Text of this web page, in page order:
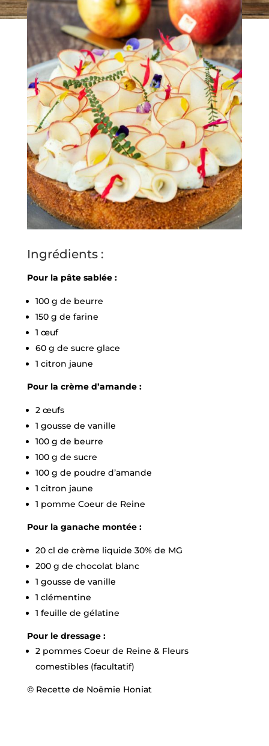
© Recette de Noëmie Honiat
Ingrédients :
Pour la pâte sablée :
100 g de beurre
150 g de farine
1 œuf
60 g de sucre glace
1 citron jaune
Pour la crème d’amande :
2 œufs
1 gousse de vanille
100 g de beurre
100 g de sucre
100 g de poudre d’amande
1 citron jaune
1 pomme Coeur de Reine
Pour la ganache montée :
20 cl de crème liquide 30% de MG
200 g de chocolat blanc
1 gousse de vanille
1 clémentine
1 feuille de gélatine
Pour le dressage :
2 pommes Coeur de Reine & Fleurs
comestibles (facultatif)